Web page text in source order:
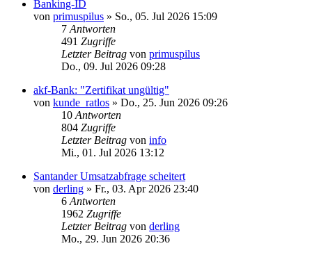
Banking-ID
von primuspilus » So., 05. Jul 2026 15:09
7 Antworten
491 Zugriffe
Letzter Beitrag von primuspilus
Do., 09. Jul 2026 09:28
akf-Bank: "Zertifikat ungültig"
von kunde_ratlos » Do., 25. Jun 2026 09:26
10 Antworten
804 Zugriffe
Letzter Beitrag von info
Mi., 01. Jul 2026 13:12
Santander Umsatzabfrage scheitert
von derling » Fr., 03. Apr 2026 23:40
6 Antworten
1962 Zugriffe
Letzter Beitrag von derling
Mo., 29. Jun 2026 20:36